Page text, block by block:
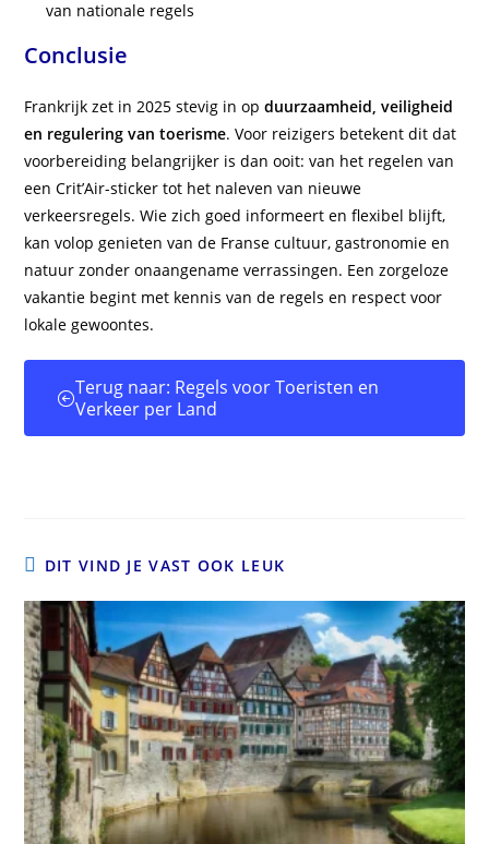
van nationale regels
Conclusie
Frankrijk zet in 2025 stevig in opduurzaamheid, veiligheid
en regulering van toerisme. Voor reizigers betekent dit dat
voorbereiding belangrijker is dan ooit: van het regelen van
een Crit’Air-sticker tot het naleven van nieuwe
verkeersregels. Wie zich goed informeert en flexibel blijft,
kan volop genieten van de Franse cultuur, gastronomie en
natuur zonder onaangename verrassingen. Een zorgeloze
vakantie begint met kennis van de regels en respect voor
lokale gewoontes.
Terug naar: Regels voor Toeristen en
Verkeer per Land
DIT VIND JE VAST OOK LEUK